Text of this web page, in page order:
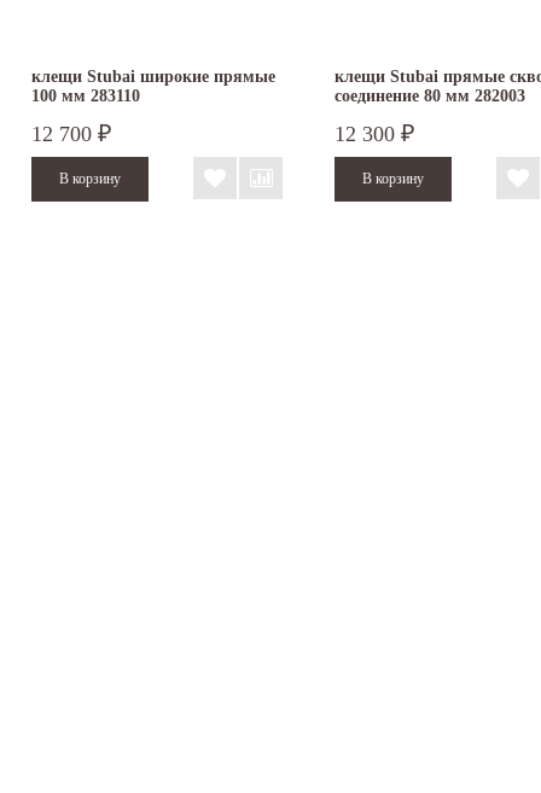
клещи Stubai широкие прямые
100 мм 283110
12 700 ₽
клещи Stubai прямые
соединение 80 мм 282003
12 300 ₽